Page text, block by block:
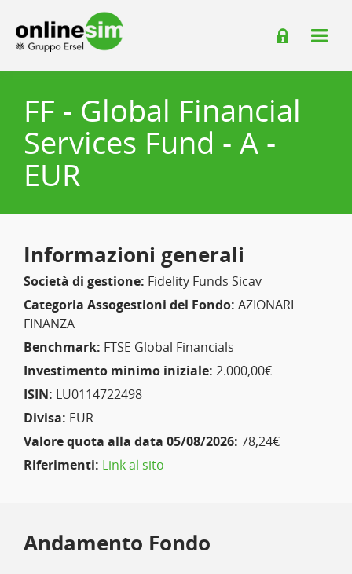
FF - Global Financial
Services Fund - A -
EUR
Informazioni generali
Società di gestione: Fidelity Funds Sicav
Categoria Assogestioni del Fondo: AZIONARI
FINANZA
Benchmark: FTSE Global Financials
Investimento minimo iniziale: 2.000,00€
ISIN: LU0114722498
Divisa: EUR
Valore quota alla data 05/08/2026: 78,24€
Riferimenti: Link al sito
Andamento Fondo